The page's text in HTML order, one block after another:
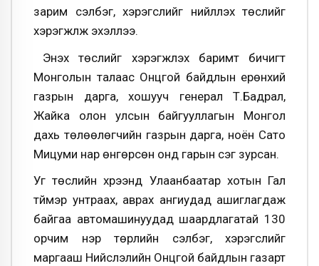
зарим сэлбэг, хэрэгслийг нийлүүлэх төслийг
хэрэгжүүлж эхэллээ.
Энэхүү төслийг хэрэгжүүлэх баримт бичигт
Монголын талаас Онцгой байдлын ерөнхий
газрын дарга, хошууч генерал Т.Бадрал,
Жайка олон улсын байгууллагын Монгол
дахь төлөөлөгчийн газрын дарга, ноён Сато
Мицуми нар өнгөрсөн онд гарын үсэг зурсан.
Уг төслийн хүрээнд Улаанбаатар хотын Гал
түймэр унтраах, аврах ангиудад ашиглагдаж
байгаа автомашинуудад шаардлагатай 130
орчим нэр төрлийн сэлбэг, хэрэгслийг
маргааш Нийслэлийн Онцгой байдлын газарт